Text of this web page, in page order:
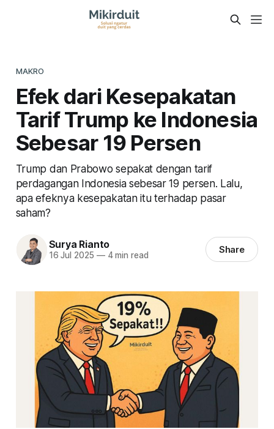
MAKRO
Efek dari Kesepakatan
Tarif Trump ke Indonesia
Sebesar 19 Persen
Trump dan Prabowo sepakat dengan tarif
perdagangan Indonesia sebesar 19 persen. Lalu,
apa efeknya kesepakatan itu terhadap pasar
saham?
Surya Rianto
16 Jul 2025 —4 min read Share